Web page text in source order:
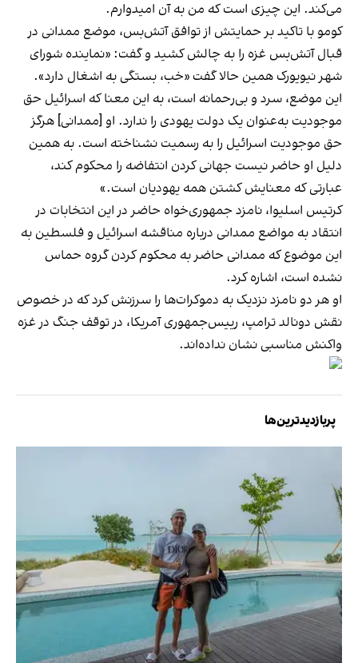
می‌کند. این چیزی است که من به آن امیدوارم.
کومو با تاکید بر حمایتش از توافق آتش‌بس، موضع ممدانی در
قبال آتش‌بس غزه را به چالش کشید و گفت: «نماینده شورای
شهر نیویورک همین حالا گفت «خب، بستگی به اشغال دارد».
این موضع، سرد و بی‌رحمانه است، به این معنا که اسرائیل حق
موجودیت به‌عنوان یک دولت یهودی را ندارد. او [ممدانی] هرگز
حق موجودیت اسرائیل را به رسمیت نشناخته است. به همین
دلیل او حاضر نیست جهانی کردن انتفاضه را محکوم کند،
عبارتی که معنایش کشتن همه یهودیان است.»
کرتیس اسلیوا، نامزد جمهوری‌خواه حاضر در این انتخابات در
انتقاد به مواضع ممدانی درباره مناقشه اسرائیل و فلسطین به
این موضوع که ممدانی حاضر به محکوم کردن گروه حماس
نشده‌ است، اشاره کرد.
او هر دو نامزد نزدیک به دموکرات‌ها را سرزنش کرد که در خصوص
نقش دونالد ترامپ، رییس‌جمهوری آمریکا، در توقف جنگ در غزه
واکنش مناسبی نشان نداده‌اند.
پربازدیدترین‌ها